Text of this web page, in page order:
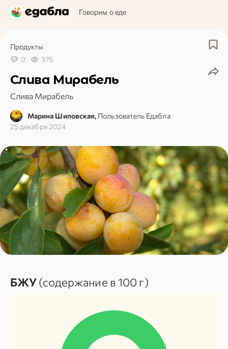
Говорим о еде
Продукты
0
375
Слива Мирабель
Слива Мирабель
Марина Шиповская, Пользователь Едабла
25 декабря 2024
БЖУ(содержание в 100 г)